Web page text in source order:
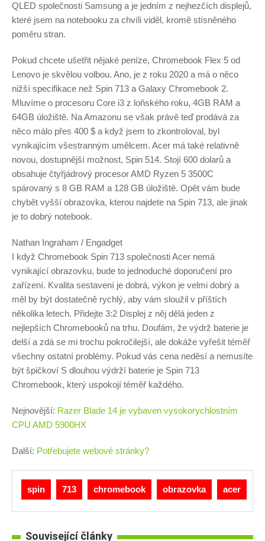
QLED společnosti Samsung a je jedním z nejhezčích displejů,
které jsem na notebooku za chvíli viděl, kromě stísněného
poměru stran.
Pokud chcete ušetřit nějaké peníze, Chromebook Flex 5 od
Lenovo je skvělou volbou. Ano, je z roku 2020 a má o něco
nižší specifikace než Spin 713 a Galaxy Chromebook 2.
Mluvíme o procesoru Core i3 z loňského roku, 4GB RAM a
64GB úložiště. Na Amazonu se však právě teď prodává za
něco málo přes 400 $ a když jsem to zkontroloval, byl
vynikajícím všestranným umělcem. Acer má také relativně
novou, dostupnější možnost, Spin 514. Stojí 600 dolarů a
obsahuje čtyřjádrový procesor AMD Ryzen 5 3500C
spárovaný s 8 GB RAM a 128 GB úložiště. Opět vám bude
chybět vyšší obrazovka, kterou najdete na Spin 713, ale jinak
je to dobrý notebook.
Nathan Ingraham / Engadget
I když Chromebook Spin 713 společnosti Acer nemá
vynikající obrazovku, bude to jednoduché doporučení pro
zařízení. Kvalita sestavení je dobrá, výkon je velmi dobrý a
měl by být dostatečně rychlý, aby vám sloužil v příštích
několika letech. Přidejte 3:2 Displej z něj dělá jeden z
nejlepších Chromebooků na trhu. Doufám, že výdrž baterie je
delší a zdá se mi trochu pokročilejší, ale dokáže vyřešit téměř
všechny ostatní problémy. Pokud vás cena neděsí a nemusíte
být špičkoví S dlouhou výdrží baterie je Spin 713
Chromebook, který uspokojí téměř každého.
Nejnovější: Razer Blade 14 je vybaven vysokorychlostním
CPU AMD 5900HX
Další: Potřebujete webové stránky?
spin 713 chromebook obrazovka acer
Související články